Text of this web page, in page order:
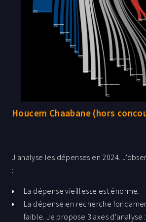
Houcem Chaabane (hors
J'analyse les dépenses en 2024.
:
La dépense vieillesse est énorme.
La dépense en recherche
faible. Je propose 3 axes d'analyse :